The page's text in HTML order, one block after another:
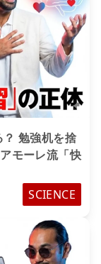
？ 勉強机を捨
モーレ流「快
SCIENCE